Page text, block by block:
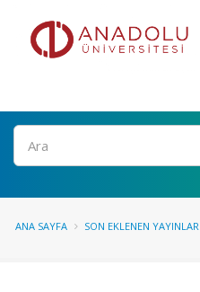
Ara
ANA SAYFA SON EKLENEN YAYINLAR